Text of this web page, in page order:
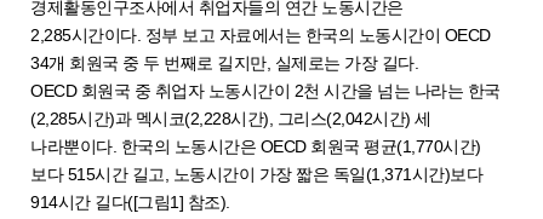
경제활동인구조사에서 취업자들의 연간 노동시간은
2,285시간이다. 정부 보고 자료에서는 한국의 노동시간이 OECD
34개 회원국 중 두 번째로 길지만, 실제로는 가장 길다.
OECD 회원국 중 취업자 노동시간이 2천 시간을 넘는 나라는 한국
(2,285시간)과 멕시코(2,228시간), 그리스(2,042시간) 세
나라뿐이다. 한국의 노동시간은 OECD 회원국 평균(1,770시간)
보다 515시간 길고, 노동시간이 가장 짧은 독일(1,371시간)보다
914시간 길다([그림1] 참조).